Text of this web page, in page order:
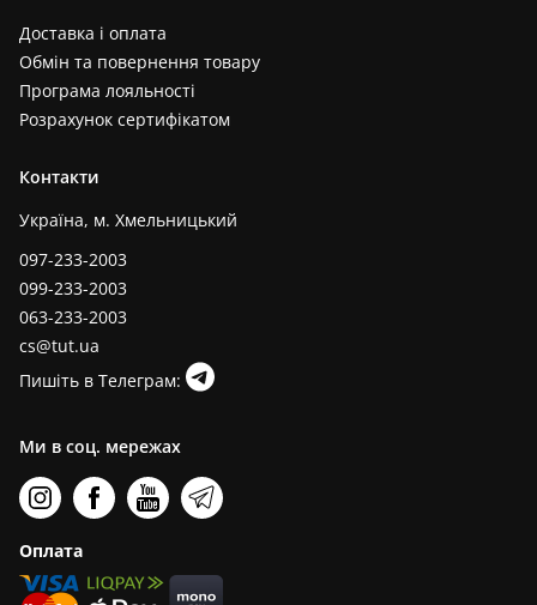
Доставка і оплата
Обмін та повернення товару
Програма лояльності
Розрахунок сертифікатом
Контакти
Україна, м. Хмельницький
097-233-2003
099-233-2003
063-233-2003
cs@tut.ua
Пишіть в Телеграм:
Ми в соц. мережах
Оплата